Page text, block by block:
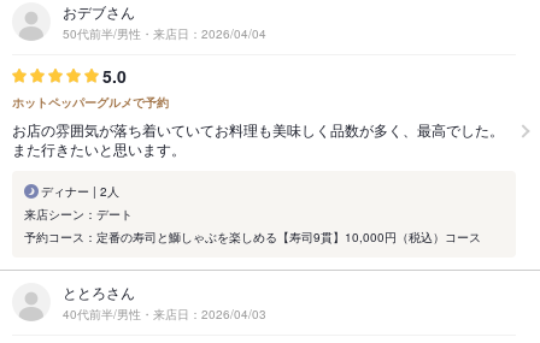
おデブさん
50代前半/男性・来店日：2026/04/04
5.0
ホットペッパーグルメで予約
お店の雰囲気が落ち着いていてお料理も美味しく品数が多く、最高でした。
また行きたいと思います。
ディナー | 2人
来店シーン：デート
予約コース：定番の寿司と鰤しゃぶを楽しめる【寿司9貫】10,000円（税込）コース
ととろさん
40代前半/男性・来店日：2026/04/03